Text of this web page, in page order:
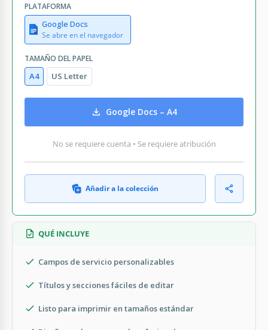
PLATAFORMA
Google Docs
Se abre en el navegador
TAMAÑO DEL PAPEL
A4 US Letter
Google Docs – A4
No se requiere cuenta • Se requiere atribución
Añadir a la colección
QUÉ INCLUYE
Campos de servicio personalizables
Títulos y secciones fáciles de editar
Listo para imprimir en tamaños estándar